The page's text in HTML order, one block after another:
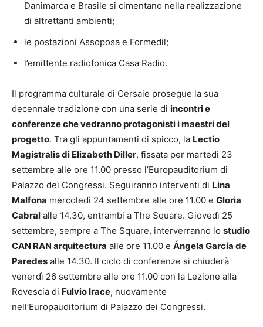
Danimarca e Brasile si cimentano nella realizzazione
di altrettanti ambienti;
le postazioni Assoposa e Formedil;
l’emittente radiofonica Casa Radio.
Il programma culturale di Cersaie prosegue la sua
decennale tradizione con una serie di incontri e
conferenze che vedranno protagonisti i maestri del
progetto. Tra gli appuntamenti di spicco, la Lectio
Magistralis di Elizabeth Diller, fissata per martedì 23
settembre alle ore 11.00 presso l’Europauditorium di
Palazzo dei Congressi. Seguiranno interventi di Lina
Malfona mercoledì 24 settembre alle ore 11.00 e Gloria
Cabral alle 14.30, entrambi a The Square. Giovedì 25
settembre, sempre a The Square, interverranno lo studio
CAN RAN arquitectura alle ore 11.00 e Ángela García de
Paredes alle 14.30. Il ciclo di conferenze si chiuderà
venerdì 26 settembre alle ore 11.00 con la Lezione alla
Rovescia di Fulvio Irace, nuovamente
nell’Europauditorium di Palazzo dei Congressi.